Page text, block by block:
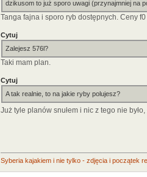
dzikusom to już sporo uwagi (przynajmniej na
Tanga fajna i sporo ryb dostępnych. Ceny
Cytuj
Zalejesz 576l?
Taki mam plan.
Cytuj
A tak realnie, to na jakie ryby polujesz?
Już tyle planów snułem i nic z tego nie
Syberia kajakiem i nie tylko - zdjęcia i początek